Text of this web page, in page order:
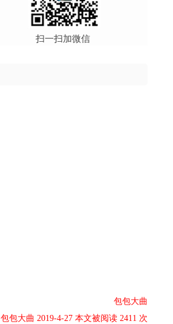
扫一扫加微信
包包大曲
包包大曲 2019-4-27 本文被阅读 2411 次